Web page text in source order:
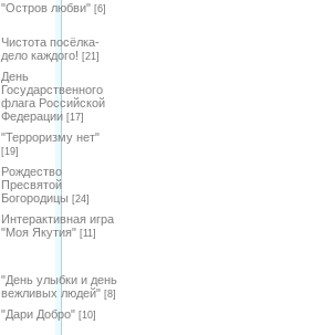
"Остров любви" [6]
Чистота посёлка-
дело каждого! [21]
День
Государственного
флага Российской
Федерации [17]
"Терроризму нет"
[19]
Рождество
Пресвятой
Богородицы [24]
Интерактивная игра
"Моя Якутия" [11]
"День улыбки и день
вежливых людей" [8]
"Дари Добро" [10]